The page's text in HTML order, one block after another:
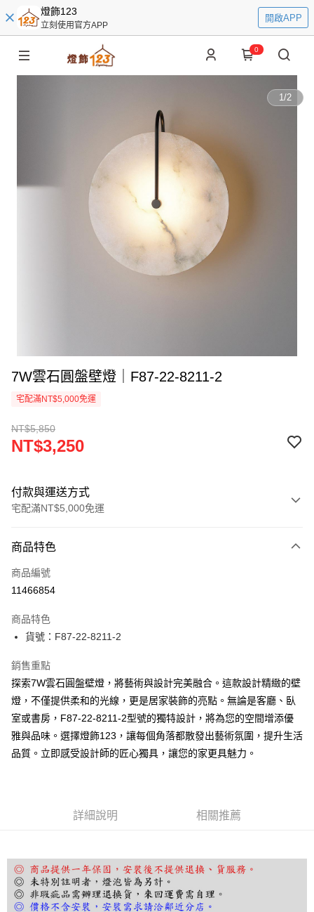
燈飾123
立刻使用官方APP
開啟APP
0
1/2
7W雲石圓盤壁燈｜F87-22-8211-2
宅配滿NT$5,000免運
NT$5,850
NT$3,250
付款與運送方式
宅配滿NT$5,000免運
信用卡一次付款
LINE Pay
街口支付
悠遊付
Google Pay
全盈+PAY
AFTEE先享後付
相關說明
１．簡單：不需註冊會員、不需綁卡、不需儲值。
２．便利：只要手機號碼，簡訊認證，即可結帳。
【「AFTEE先享後付」結帳流程】
１．於結帳方式選擇「AFTEE先享後付」後，將跳轉至「AFTEE先享後付」
結帳頁面，進行簡訊認證並確認金額後，即可完成結帳。
２．訂單成立數日內，您將收到繳費通知簡訊。
３．收到繳費通知簡訊後14天內，點擊此簡訊中的連結，可透過四大超商／
每筆NT$180，滿NT$5,000(含以上)免運費
商品特色
商品編號
11466854
商品特色
貨號：F87-22-8211-2
銷售重點
探索7W雲石圓盤壁燈，將藝術與設計完美融合。這款設計精緻的壁
燈，不僅提供柔和的光線，更是居家裝飾的亮點。無論是客廳、臥
室或書房，F87-22-8211-2型號的獨特設計，將為您的空間增添優
雅與品味。選擇燈飾123，讓每個角落都散發出藝術氛圍，提升生活
品質。立即感受設計師的匠心獨具，讓您的家更具魅力。
詳細說明 相關推薦